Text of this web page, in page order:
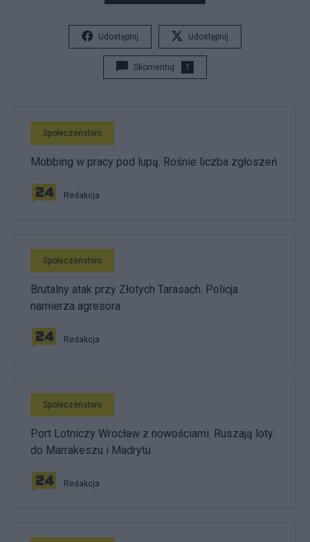
Udostępnij Udostępnij
Skomentuj 1
Społeczeństwo
Mobbing w pracy pod lupą. Rośnie liczba zgłoszeń
Redakcja
Społeczeństwo
Brutalny atak przy Złotych Tarasach. Policja
namierza agresora
Redakcja
Społeczeństwo
Port Lotniczy Wrocław z nowościami. Ruszają loty
do Marrakeszu i Madrytu
Redakcja